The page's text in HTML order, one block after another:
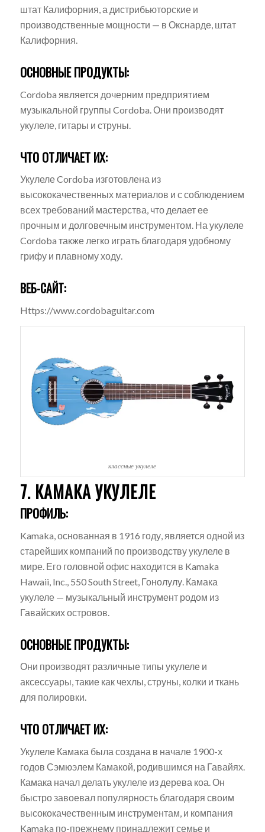
штат Калифорния, а дистрибьюторские и
производственные мощности — в Окснарде, штат
Калифорния.
ОСНОВНЫЕ ПРОДУКТЫ:
Cordoba является дочерним предприятием
музыкальной группы Cordoba. Они производят
укулеле, гитары и струны.
ЧТО ОТЛИЧАЕТ ИХ:
Укулеле Cordoba изготовлена из
высококачественных материалов и с соблюдением
всех требований мастерства, что делает ее
прочным и долговечным инструментом. На укулеле
Cordoba также легко играть благодаря удобному
грифу и плавному ходу.
ВЕБ-САЙТ:
Https://www.cordobaguitar.com
классные укулеле
7. КАМАКА УКУЛЕЛЕ
ПРОФИЛЬ:
Kamaka, основанная в 1916 году, является одной из
старейших компаний по производству укулеле в
мире. Его головной офис находится в Kamaka
Hawaii, Inc., 550 South Street, Гонолулу. Камака
укулеле — музыкальный инструмент родом из
Гавайских островов.
ОСНОВНЫЕ ПРОДУКТЫ:
Они производят различные типы укулеле и
аксессуары, такие как чехлы, струны, колки и ткань
для полировки.
ЧТО ОТЛИЧАЕТ ИХ:
Укулеле Камака была создана в начале 1900-х
годов Сэмюэлем Камакой, родившимся на Гавайях.
Камака начал делать укулеле из дерева коа. Он
быстро завоевал популярность благодаря своим
высококачественным инструментам, и компания
Kamaka по-прежнему принадлежит семье и